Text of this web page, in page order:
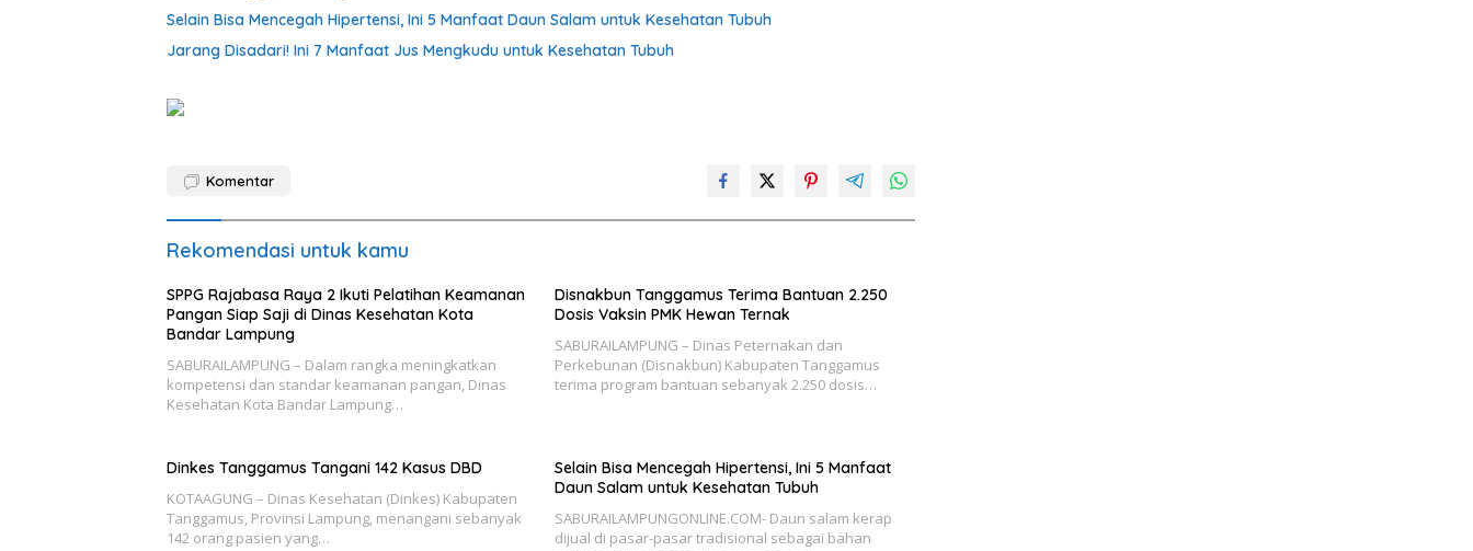
Selain Bisa Mencegah Hipertensi, Ini 5 Manfaat Daun Salam untuk Kesehatan Tubuh
Jarang Disadari! Ini 7 Manfaat Jus Mengkudu untuk Kesehatan Tubuh
Komentar
Rekomendasi untuk kamu
SPPG Rajabasa Raya 2 Ikuti Pelatihan Keamanan
Pangan Siap Saji di Dinas Kesehatan Kota
Bandar Lampung
SABURAILAMPUNG – Dalam rangka meningkatkan
kompetensi dan standar keamanan pangan, Dinas
Kesehatan Kota Bandar Lampung…
Disnakbun Tanggamus Terima Bantuan 2.250
Dosis Vaksin PMK Hewan Ternak
SABURAILAMPUNG – Dinas Peternakan dan
Perkebunan (Disnakbun) Kabupaten Tanggamus
terima program bantuan sebanyak 2.250 dosis…
Dinkes Tanggamus Tangani 142 Kasus DBD
KOTAAGUNG – Dinas Kesehatan (Dinkes) Kabupaten
Tanggamus, Provinsi Lampung, menangani sebanyak
142 orang pasien yang…
Selain Bisa Mencegah Hipertensi, Ini 5 Manfaat
Daun Salam untuk Kesehatan Tubuh
SABURAILAMPUNGONLINE.COM- Daun salam kerap
dijual di pasar-pasar tradisional sebagai bahan